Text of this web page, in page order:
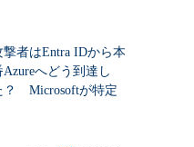
撃者はEntra IDから本
Azureへどう到達し
？ Microsoftが特定